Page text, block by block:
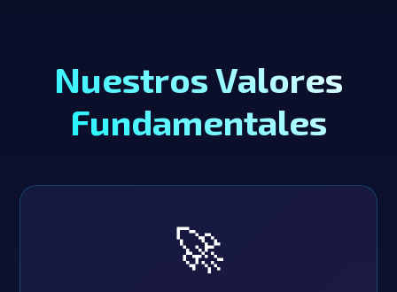
Nuestros Valores
Fundamentales
🚀